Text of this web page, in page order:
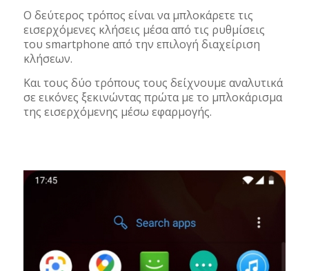
Ο δεύτερος τρόπος είναι να μπλοκάρετε τις
εισερχόμενες κλήσεις μέσα από τις ρυθμίσεις
του smartphone από την επιλογή διαχείριση
κλήσεων.
Και τους δύο τρόπους τους δείχνουμε αναλυτικά
σε εικόνες ξεκινώντας πρώτα με το μπλοκάρισμα
της εισερχόμενης μέσω εφαρμογής.